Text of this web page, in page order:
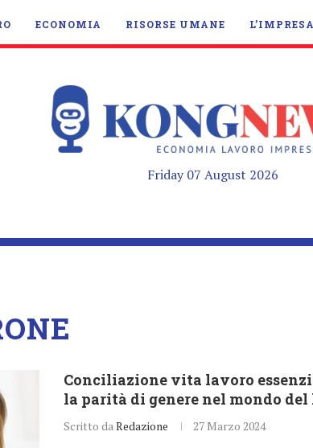
ECONOMIA RISORSE UMANE
Friday 07 August 2026
Conciliazione vita lavoro
la parità di genere nel mondo
Scritto daRedazione 27 Marzo 2024